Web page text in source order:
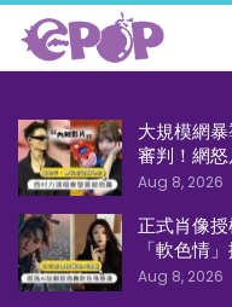
大規模網
審判！網怒
Aug 8, 2026
正式肖像
「軟色情
Aug 8, 2026